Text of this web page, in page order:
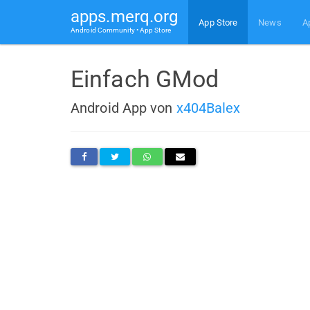
apps.merq.org
Android Community • App Store
App Store News
Einfach GMod
Android App von x404Balex